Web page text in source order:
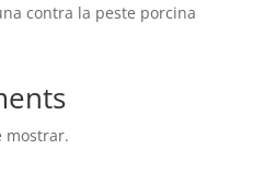
contra la peste porcina
mostrar.